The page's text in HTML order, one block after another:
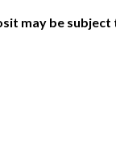
may be subject